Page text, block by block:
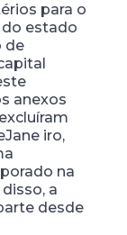
para o
do estado
de
anexos
Jane iro,
na
a
desde